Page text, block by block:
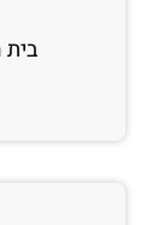
בית